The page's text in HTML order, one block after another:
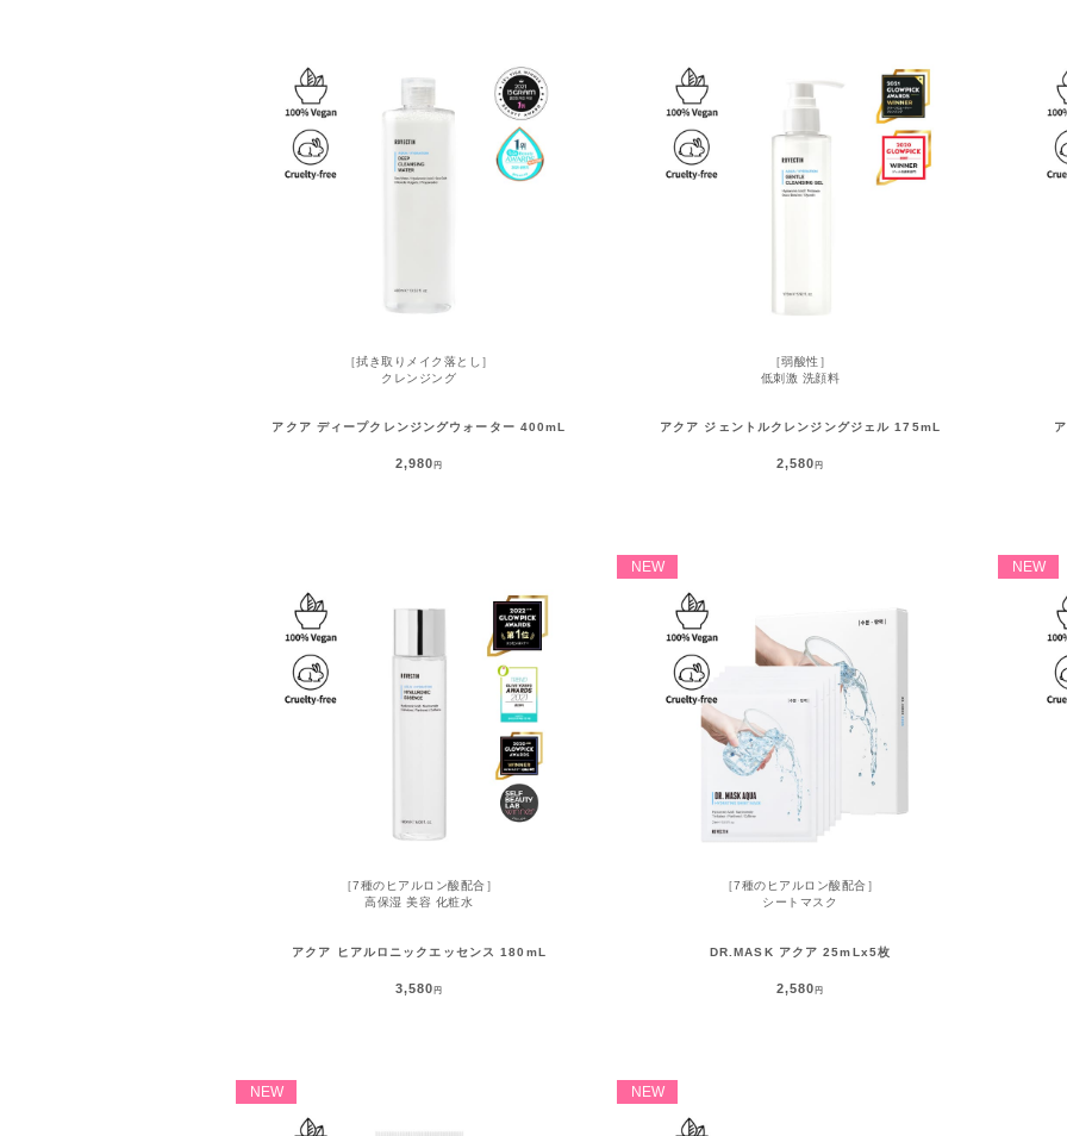
［拭き取りメイク落とし］
クレンジング
アクア ディープクレンジングウォーター 400mL
2,980円
［弱酸性］
低刺激 洗顔料
アクア ジェントルクレンジングジェル 175mL
2,580円
［7種のヒアルロン酸配合］
高保湿 美容 化粧水
アクア ヒアルロニックエッセンス 180mL
3,580円
NEW
［7種のヒアルロン酸配合］
シートマスク
DR.MASK アクア 25mLx5枚
2,580円
NEW
NEW NEW